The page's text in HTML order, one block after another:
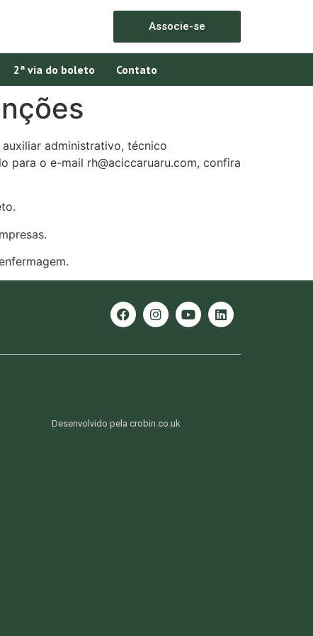
Associe-se
2ª via do boleto Contato
administrativo, técnico
para o e-mail rh@aciccaruaru.com, confira
Desenvolvido pela crobin.co.uk